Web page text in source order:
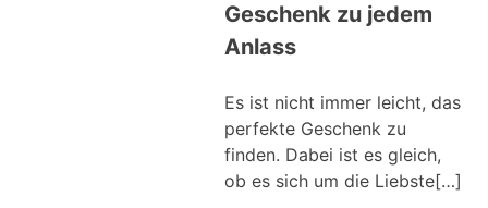
Geschenk zu jedem
Anlass
Es ist nicht immer leicht, das
perfekte Geschenk zu
finden. Dabei ist es gleich,
ob es sich um die Liebste[…]